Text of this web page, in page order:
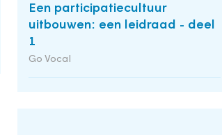
Een participatiecultuur
uitbouwen: een leidraad - deel
1
Go Vocal